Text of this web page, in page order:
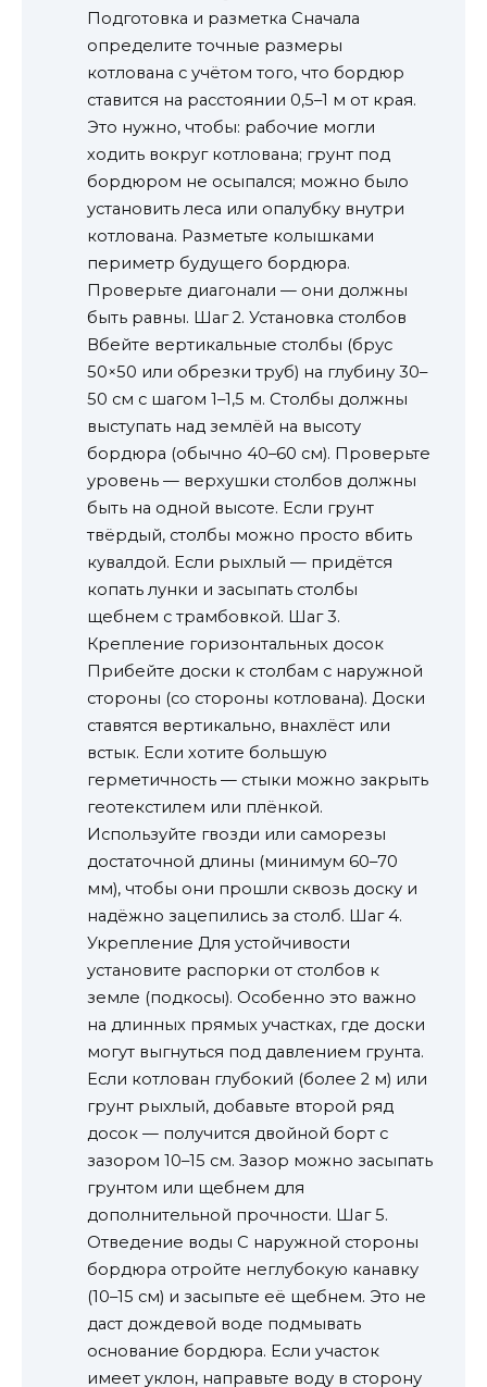
Подготовка и разметка Сначала
определите точные размеры
котлована с учётом того, что бордюр
ставится на расстоянии 0,5–1 м от края.
Это нужно, чтобы: рабочие могли
ходить вокруг котлована; грунт под
бордюром не осыпался; можно было
установить леса или опалубку внутри
котлована. Разметьте колышками
периметр будущего бордюра.
Проверьте диагонали — они должны
быть равны. Шаг 2. Установка столбов
Вбейте вертикальные столбы (брус
50×50 или обрезки труб) на глубину 30–
50 см с шагом 1–1,5 м. Столбы должны
выступать над землёй на высоту
бордюра (обычно 40–60 см). Проверьте
уровень — верхушки столбов должны
быть на одной высоте. Если грунт
твёрдый, столбы можно просто вбить
кувалдой. Если рыхлый — придётся
копать лунки и засыпать столбы
щебнем с трамбовкой. Шаг 3.
Крепление горизонтальных досок
Прибейте доски к столбам с наружной
стороны (со стороны котлована). Доски
ставятся вертикально, внахлёст или
встык. Если хотите большую
герметичность — стыки можно закрыть
геотекстилем или плёнкой.
Используйте гвозди или саморезы
достаточной длины (минимум 60–70
мм), чтобы они прошли сквозь доску и
надёжно зацепились за столб. Шаг 4.
Укрепление Для устойчивости
установите распорки от столбов к
земле (подкосы). Особенно это важно
на длинных прямых участках, где доски
могут выгнуться под давлением грунта.
Если котлован глубокий (более 2 м) или
грунт рыхлый, добавьте второй ряд
досок — получится двойной борт с
зазором 10–15 см. Зазор можно засыпать
грунтом или щебнем для
дополнительной прочности. Шаг 5.
Отведение воды С наружной стороны
бордюра отройте неглубокую канавку
(10–15 см) и засыпьте её щебнем. Это не
даст дождевой воде подмывать
основание бордюра. Если участок
имеет уклон, направьте воду в сторону